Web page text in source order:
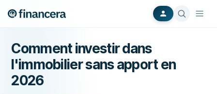
Comment investir dans
l'immobilier sans apport en
2026